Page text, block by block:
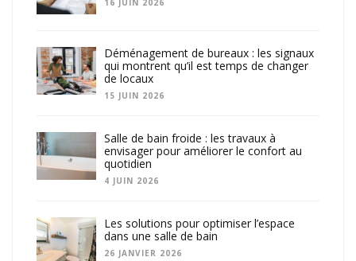
16 JUIN 2026
Déménagement de bureaux : les signaux
qui montrent qu’il est temps de changer
de locaux
15 JUIN 2026
Salle de bain froide : les travaux à
envisager pour améliorer le confort au
quotidien
4 JUIN 2026
Les solutions pour optimiser l’espace
dans une salle de bain
26 JANVIER 2026